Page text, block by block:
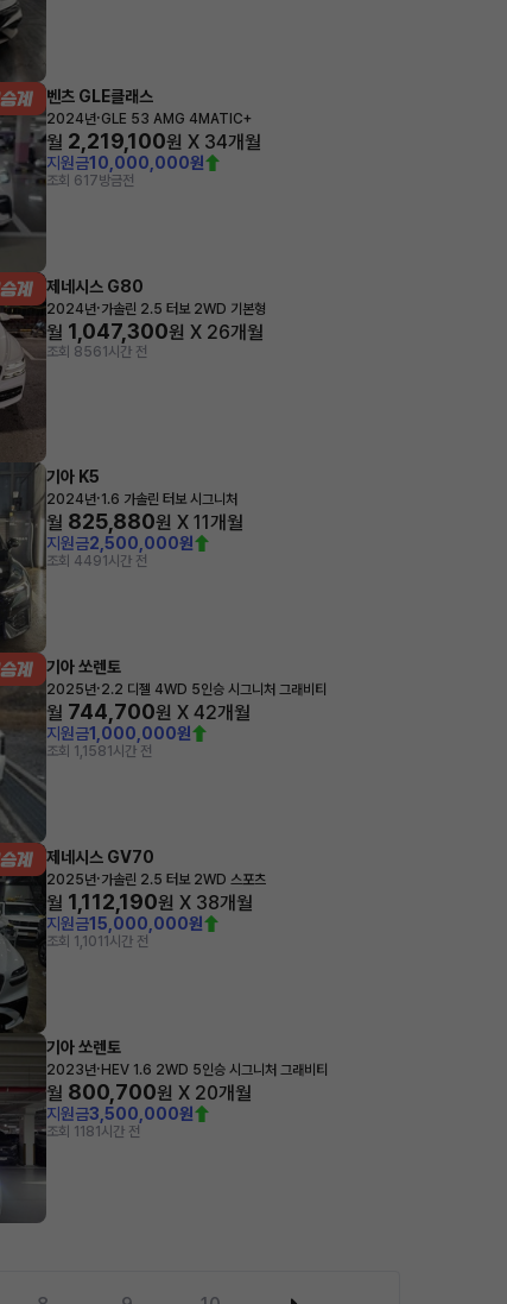
벤츠 GLE클래스
2024년·GLE 53 AMG 4MATIC+
월 2,219,100원 X 34개월
지원금10,000,000원
조회 617방금전
제네시스 G80
2024년·가솔린 2.5 터보 2WD 기본형
월 1,047,300원 X 26개월
조회 8561시간 전
기아 K5
2024년·1.6 가솔린 터보 시그니처
월 825,880원 X 11개월
지원금2,500,000원
조회 4491시간 전
기아 쏘렌토
2025년·2.2 디젤 4WD 5인승 시그니처 그래비티
월 744,700원 X 42개월
지원금1,000,000원
조회 1,1581시간 전
제네시스 GV70
2025년·가솔린 2.5 터보 2WD 스포츠
월 1,112,190원 X 38개월
지원금15,000,000원
조회 1,101 1시간 전
기아 쏘렌토
2023년· HEV 1.6 2WD 5인승 시그니처 그래비티
월 800,700원 X 20개월
지원금3,500,000원
조회 1181시간 전